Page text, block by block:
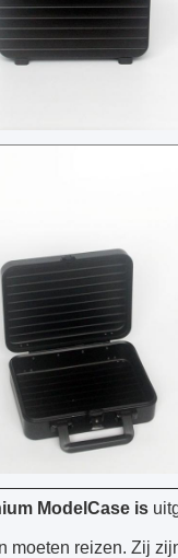
ModelCase is
moeten reizen. Zij